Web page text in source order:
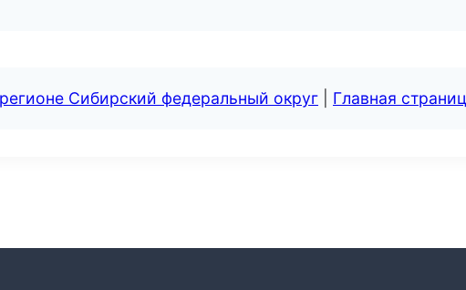
Сибирский федеральный округ Главная